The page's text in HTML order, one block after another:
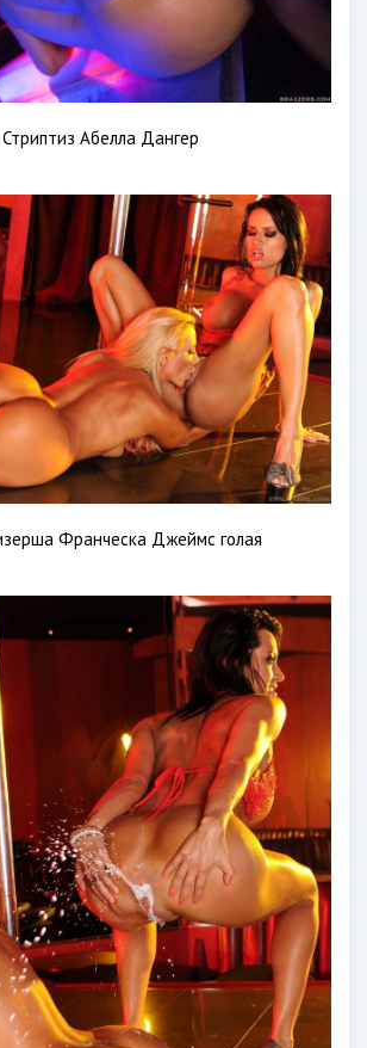
Стриптиз Абелла Дангер
Франческа Джеймс голая